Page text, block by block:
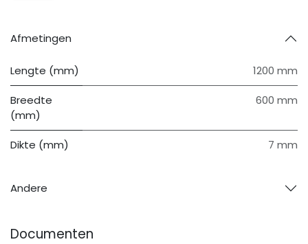
Afmetingen
Lengte (mm) 1200 mm
Breedte
(mm)
600 mm
Dikte (mm) 7 mm
Andere
Documenten